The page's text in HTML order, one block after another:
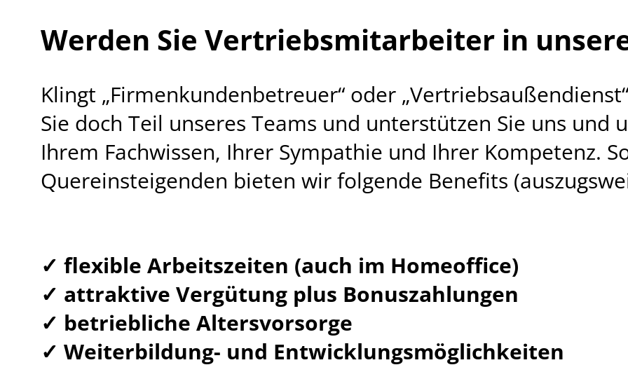
Werden Sie Vertriebsmitarbeiter in
Klingt „Firmenkundenbetreuer“ oder
Sie doch Teil unseres Teams und unterstützen Sie uns und
Ihrem Fachwissen, Ihrer Sympathie und Ihrer Kompetenz.
Quereinsteigenden bieten wir folgende Benefits
✓ flexible Arbeitszeiten (auch im Homeoffice)
✓ attraktive Vergütung plus Bonuszahlungen
✓ betriebliche Altersvorsorge
✓ Weiterbildung- und Entwicklungsmöglichkeiten